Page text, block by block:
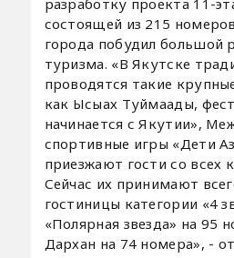
состоящей из 215
города побудил большой
туризма. «В Якутске
проводятся такие
как Ысыах Туймаады,
начинается с Якутии»,
спортивные игры «Дети
приезжают гости со всех
Сейчас их принимают
гостиницы категории «4
«Полярная звезда» на 95
Дархан на 74 номера», -